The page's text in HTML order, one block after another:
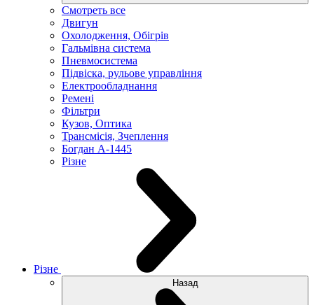
Смотреть все
Двигун
Охолодження, Обігрів
Гальмівна система
Пневмосистема
Підвіска, рульове управління
Електрообладнання
Ремені
Фільтри
Кузов, Оптика
Трансмісія, Зчеплення
Богдан А-1445
Різне
Різне
Назад